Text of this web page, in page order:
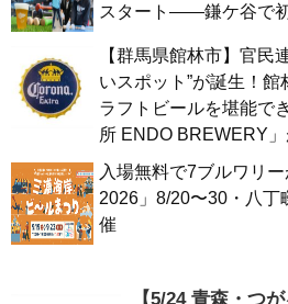
スタート——鎌ケ谷で
【群馬県館林市】官民
いスポット”が誕生！
ラフトビールを堪能で
所 ENDO BREWERY」
入場無料で7ブルワリ
2026」8/20〜30・八丁
催
【5/24 青森・つ